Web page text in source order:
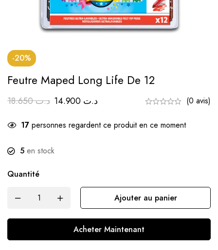
-20%
Feutre Maped Long Life De 12
د.ت18.650 د.ت (0 avis)
17 personnes regardent ce produit en ce moment
5 en stock
Quantité
Ajouter au panier
Acheter Maintenant